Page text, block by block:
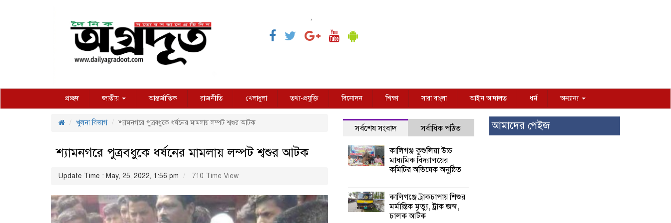
,
প্রচ্ছদ জাতীয় আন্তর্জাতিক রাজনীতি খেলাধুলা তথ্য-প্রযুক্তি বিনোদন শিক্ষা সারা বাংলা আইন আদালত ধর্ম অন্যান্য
খুলনা বিভাগ শ্যামনগরে পুত্রবধুকে ধর্ষনের মামলায় লম্পট শ্বশুর আটক
শ্যামনগরে পুত্রবধুকে ধর্ষনের মামলায় লম্পট শ্বশুর আটক
Update Time : May, 25, 2022, 1:56 pm 710 Time View
সর্বশেষ সংবাদ সর্বাধিক পঠিত
কালিগঞ্জ কুশুলিয়া উচ্চ
মাধ্যমিক বিদ্যালয়ের
কমিটির অভিষেক অনুষ্ঠিত
কালিগঞ্জে ট্রাকচাপায় শিশুর
মর্মান্তিক মৃত্যু, ট্রাক জব্দ,
চালক আটক
আমাদের পেইজ